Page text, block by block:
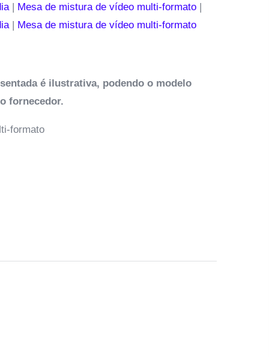
| Mesa de mistura de vídeo multi-formato |
| Mesa de mistura de vídeo multi-formato
é ilustrativa, podendo o modelo
fornecedor.
formato